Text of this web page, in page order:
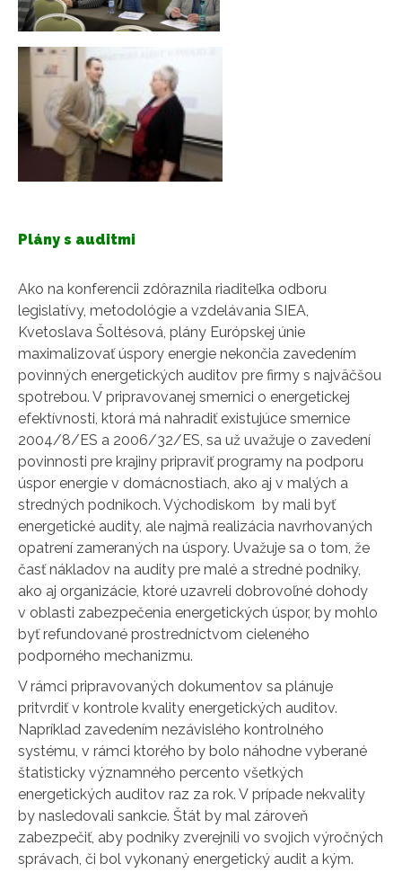
Plány s auditmi
Ako na konferencii zdôraznila riaditeľka odboru
legislatívy, metodológie a vzdelávania SIEA,
Kvetoslava Šoltésová, plány Európskej únie
maximalizovať úspory energie nekončia zavedením
povinných energetických auditov pre firmy s najväčšou
spotrebou. V pripravovanej smernici o energetickej
efektívnosti, ktorá má nahradiť existujúce smernice
2004/8/ES a 2006/32/ES, sa už uvažuje o zavedení
povinnosti pre krajiny pripraviť programy na podporu
úspor energie v domácnostiach, ako aj v malých a
stredných podnikoch. Východiskom by mali byť
energetické audity, ale najmä realizácia navrhovaných
opatrení zameraných na úspory. Uvažuje sa o tom, že
časť nákladov na audity pre malé a stredné podniky,
ako aj organizácie, ktoré uzavreli dobrovoľné dohody
v oblasti zabezpečenia energetických úspor, by mohlo
byť refundované prostredníctvom cieleného
podporného mechanizmu.
V rámci pripravovaných dokumentov sa plánuje
pritvrdiť v kontrole kvality energetických auditov.
Napríklad zavedením nezávislého kontrolného
systému, v rámci ktorého by bolo náhodne vyberané
štatisticky významného percento všetkých
energetických auditov raz za rok. V prípade nekvality
by nasledovali sankcie. Štát by mal zároveň
zabezpečiť, aby podniky zverejnili vo svojich výročných
správach, či bol vykonaný energetický audit a kým.